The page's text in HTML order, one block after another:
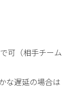
可（相手チーム
な遅延の場合は